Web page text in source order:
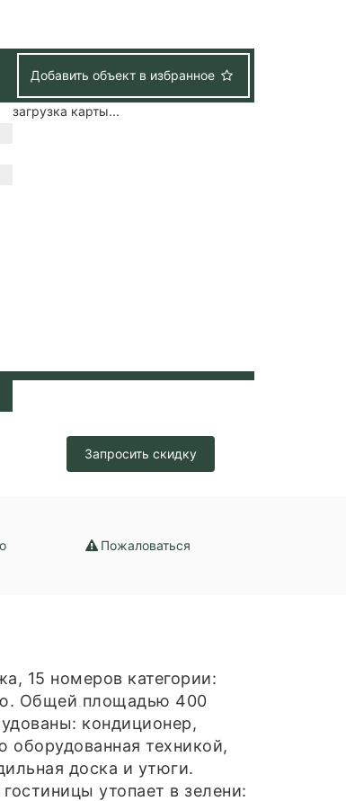
Добавить объект в избранное
загрузка карты...
Запросить скидку
Пожаловаться
15 номеров категории:
Общей площадью 400
кондиционер,
оборудованная техникой,
доска и утюги.
утопает в зелени: